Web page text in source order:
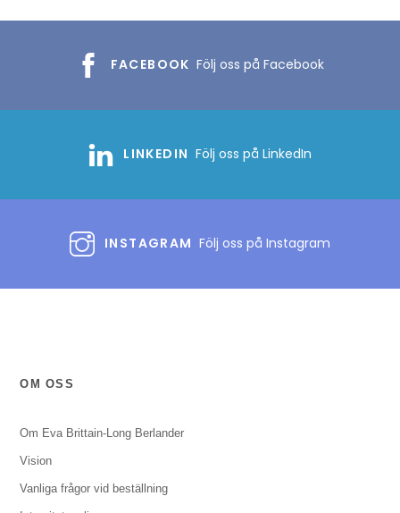
FACEBOOK Följ oss på Facebook
LINKEDIN Följ oss på LinkedIn
INSTAGRAM Följ oss på Instagram
OM OSS
Om Eva Brittain-Long Berlander
Vision
Vanliga frågor vid beställning